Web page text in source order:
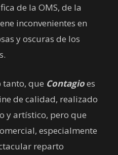
de la OMS, de la
inconvenientes en
y oscuras de los
tanto, que Contagioes
de calidad, realizado
y artístico, pero que
especialmente
reparto